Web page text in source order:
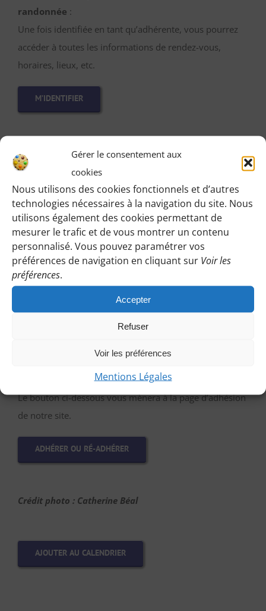
Gérer le consentement aux
cookies
Nous utilisons des cookies fonctionnels et d’autres
technologies nécessaires à la navigation du site. Nous
utilisons également des cookies permettant de
mesurer le trafic et de vous montrer un contenu
personnalisé. Vous pouvez paramétrer vos
préférences de navigation en cliquant sur Voir les
préférences.
Accepter
Refuser
Voir les préférences
Mentions Légales
randonnée :
Une fois identifiée en tant qu’adhérente, vous pourrez
accéder à toutes les informations de rendez-vous,
horaires, lieux, etc.
M’IDENTIFIER
Vous pouvez participer gratuitement à deux
:
Cliquez sur le bouton ci-dessous et indiquez-nous votre
choix en laissant vos coordonnées pour que l’on puisse
vous répondre en vous précisant le lieu de rendez-vous
et autres détails.
PARTICIPER EN TANT QU’INVITÉE
Le bouton ci-dessous vous mènera à la page d’adhésion
de notre site.
ADHÉRER OU RÉ-ADHÉRER
Crédit photo : Catherine Béal
AJOUTER AU CALENDRIER